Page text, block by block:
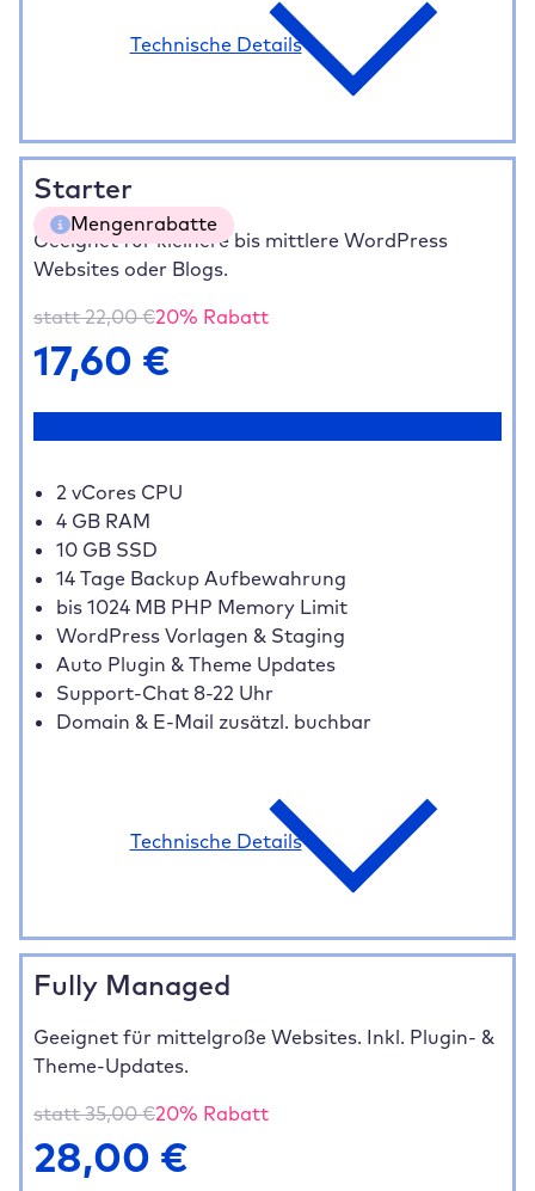
Technische Details
Starter
Mengenrabatte
5 Websites20% gespart
10 Websites35% gespart
Geeignet für kleinere bis mittlere WordPress
Websites oder Blogs.
statt22,00€20% Rabatt
17,60 €
2 vCores CPU
4 GB RAM
10 GB SSD
14 Tage Backup Aufbewahrung
bis 1024 MB PHP Memory Limit
WordPress Vorlagen & Staging
Auto Plugin & Theme Updates
Support-Chat 8-22 Uhr
Domain & E-Mail zusätzl. buchbar
Technische Details
Fully Managed
Geeignet für mittelgroße Websites. Inkl. Plugin- &
Theme-Updates.
statt35,00€20% Rabatt
28,00 €